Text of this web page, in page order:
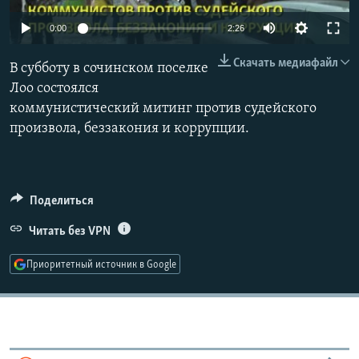
РАСПИСАНИЕ ВЕЩАНИЯ
СОЦИАЛЬНЫЕ СЕТИ
Все сайты РСЕ/РС
0:00 2:26
Скачать медиафайл
В субботу в сочинском поселке
Лоо состоялся
коммунистический митинг против судейского
произвола, беззакония и коррупции.
Поделиться
Читать без VPN
Приоритетный источник в Google